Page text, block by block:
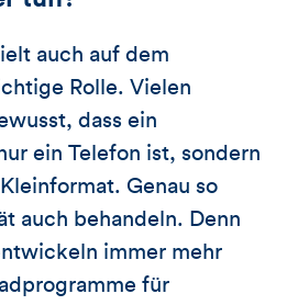
auch auf dem
Rolle. Vielen
dass ein
ein Telefon ist, sondern
Genau so
auch behandeln. Denn
immer mehr
für